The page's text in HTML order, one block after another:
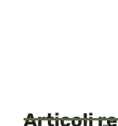
Articoli